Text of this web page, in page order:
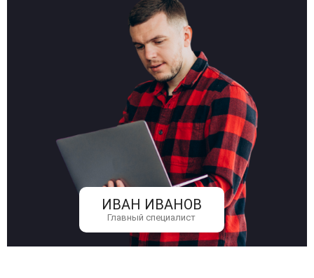
ИВАН ИВАНОВ
Главный специалист